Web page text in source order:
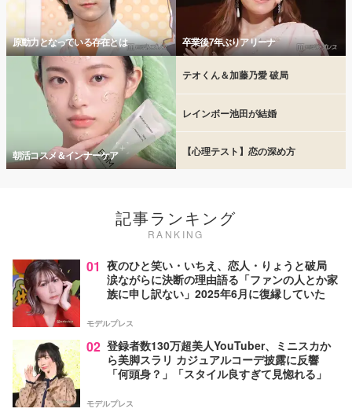
原動力となっている存在とは 卒業後7年ぶりアリーナ
朝活コスメ＆インナーケア
テオくん＆加藤乃愛 破局
レインボー池田が結婚
【心理テスト】恋の深め方
記事ランキング
RANKING
01 夜のひと笑い・いちえ、恋人・りょうと破局
涙ながらに決断の理由語る「ファンの人とか家
族に申し訳ない」2025年6月に復縁していた
モデルプレス
02 登録者数130万超美人YouTuber、ミニスカか
ら美脚スラリ カジュアルコーデ披露に反響
「何頭身？」「スタイル良すぎて見惚れる」
モデルプレス